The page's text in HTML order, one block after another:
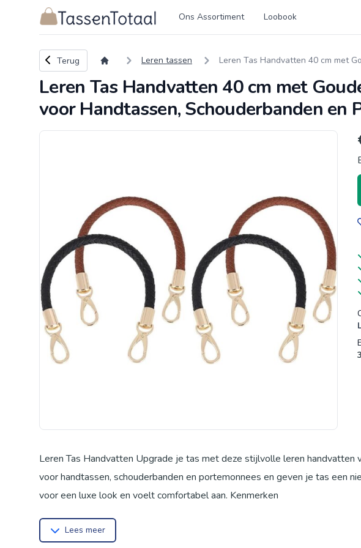
Logo Tassentotaal.nl Ons Assortiment Loobook
Terug naar overzicht
Terug Leren tassen Leren Tas Handvatten 40 cm met
Leren Tas Handvatten 40 cm met
voor Handtassen, Schouderbanden en
Leren Tas Handvatten Upgrade je tas met deze stijlvolle leren handvatten
voor handtassen, schouderbanden en portemonnees en geven je tas een
voor een luxe look en voelt comfortabel aan. Kenmerken
garandeert een lange levensduur en voorkomt dat de handvatten breken,
Lees meer